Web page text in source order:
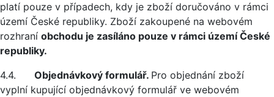
platí pouze v případech, kdy je zboží doručováno v rámci
území České republiky. Zboží zakoupené na webovém
rozhraní obchodu je zasíláno pouze v rámci území České
republiky.
4.4. Objednávkový formulář. Pro objednání zboží
vyplní kupující objednávkový formulář ve webovém